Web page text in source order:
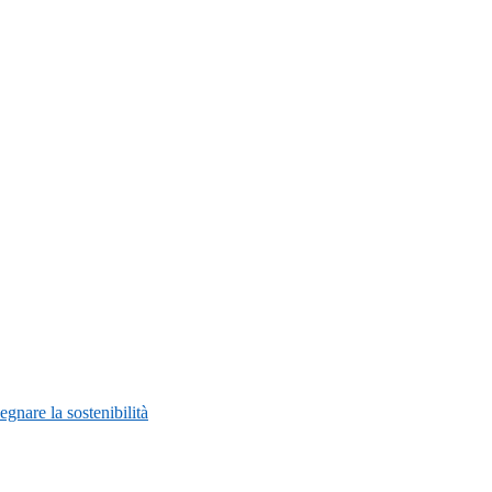
la sostenibilità